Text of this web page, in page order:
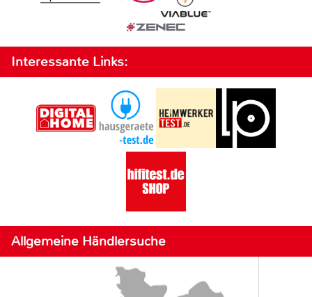
Interessante Links:
Allgemeine Händlersuche